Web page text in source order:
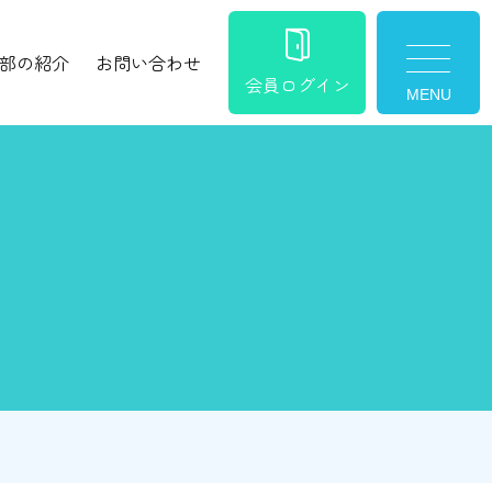
の紹介
お問い合わせ
会員ログイン
toggle